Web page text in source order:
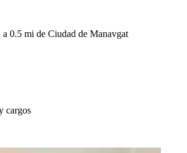
0.5 mi de Ciudad de Manavgat
cargos